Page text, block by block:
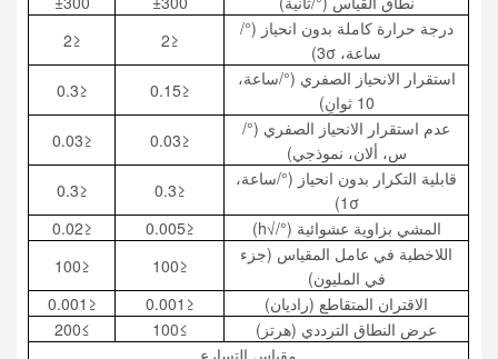
درجة حرارة كاملة بدون انحياز (°/
ساعة، 3σ)
≤2
≤2
استقرار الانحياز الصفري (°/ساعة،
10 ثوانٍ)
≤0.15
≤0.3
عدم استقرار الانحياز الصفري (°/
س، ألان، نموذجي)
≤0.03
≤0.03
قابلية التكرار بدون انحياز (°/ساعة،
1σ)
≤0.3
≤0.3
المشي بزاوية عشوائية (°/√h)
≤0.005
≤0.02
اللاخطية في عامل المقياس (جزء
في المليون)
≤100
≤100
الاقتران المتقاطع (راديان)
≤0.001
≤0.001
عرض النطاق الترددي (هرتز)
≥100
≥200
مقياس التسارع